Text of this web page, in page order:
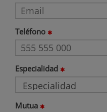
Teléfono
Especialidad
Mutua